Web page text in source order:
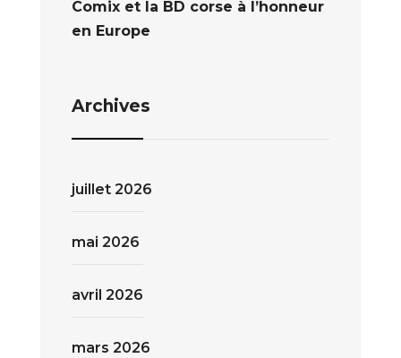
Comix et la BD corse à l’honneur
en Europe
Archives
juillet 2026
mai 2026
avril 2026
mars 2026